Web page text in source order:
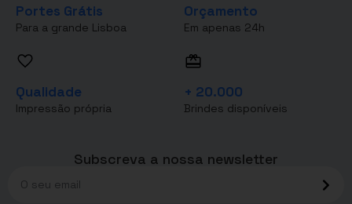
Portes Grátis
Para a grande Lisboa
Orçamento
Em apenas 24h
Qualidade
Impressão própria
+ 20.000
Brindes disponíveis
Subscreva a nossa newsletter